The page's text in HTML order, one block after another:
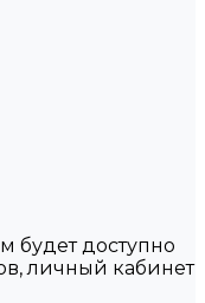
будет доступно
личный кабинет